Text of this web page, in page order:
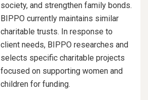
society, and strengthen family bonds.
BIPPO currently maintains similar
charitable trusts. In response to
client needs, BIPPO researches and
selects specific charitable projects
focused on supporting women and
children for funding.